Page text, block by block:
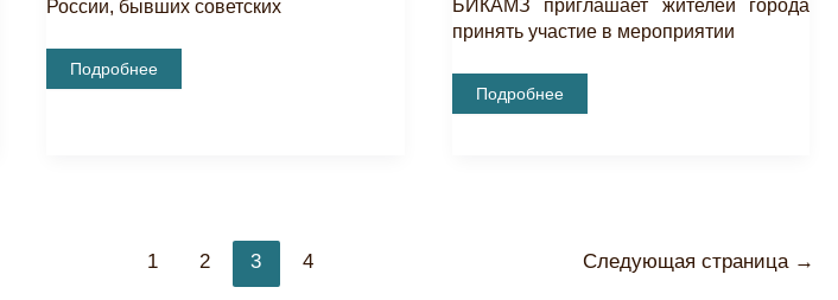
России, бывших советских
Творческий
Час
Подробнее
БИКАМЗ приглашает жителей города
принять участие в мероприятии
Памятное
Мероприятие
Подробнее
Постраничная
навигация
1 2 3 4 Следующая страница →